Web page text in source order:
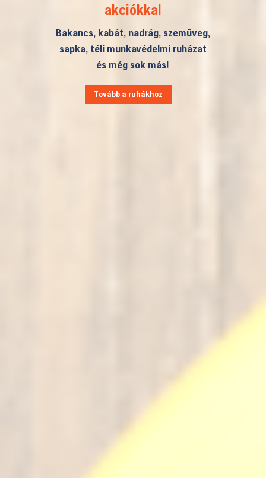
akciókkal
Bakancs, kabát, nadrág, szemüveg,
sapka, téli munkavédelmi ruházat
és még sok más!
Tovább a ruhákhoz